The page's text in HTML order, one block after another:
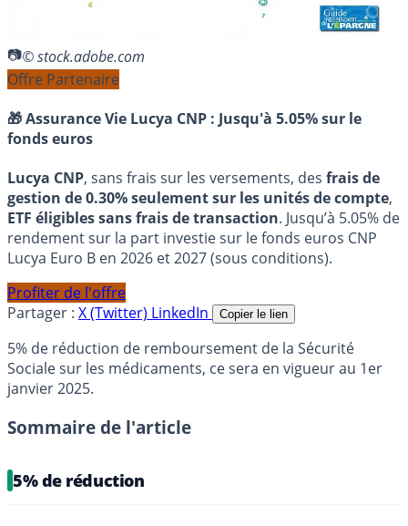
© stock.adobe.com
Offre Partenaire
🎁 Assurance Vie Lucya CNP : Jusqu'à 5.05% sur le
fonds euros
Lucya CNP, sans frais sur les versements, des frais de
gestion de 0.30% seulement sur les unités de compte,
ETF éligibles sans frais de transaction. Jusqu’à 5.05% de
rendement sur la part investie sur le fonds euros CNP
Lucya Euro B en 2026 et 2027 (sous conditions).
Profiter de l'offre
Partager : X (Twitter) LinkedIn Copier le lien
5% de réduction de remboursement de la Sécurité
Sociale sur les médicaments, ce sera en vigueur au 1er
janvier 2025.
Sommaire de l'article
5% de réduction